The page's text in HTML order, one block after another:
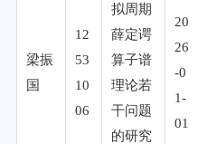
梁振
国
12
53
10
06
拟周期
薛定谔
算子谱
理论若
干问题
的研究
20
26
-0
1-
01